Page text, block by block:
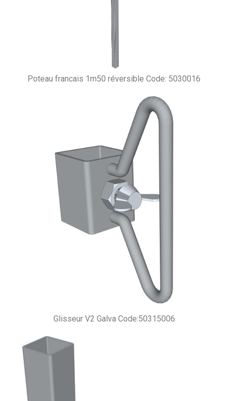
Poteau francais 1m50 réversible Code: 5030016
Glisseur V2 Galva Code:50315006